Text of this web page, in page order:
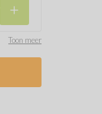
Toon meer